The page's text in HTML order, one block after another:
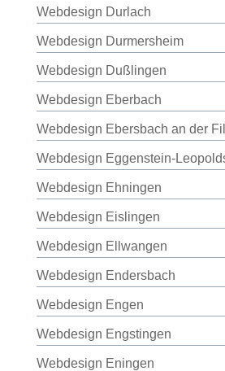
Webdesign Durlach
Webdesign Durmersheim
Webdesign Dußlingen
Webdesign Eberbach
Webdesign Ebersbach an der
Webdesign Eggenstein-
Webdesign Ehningen
Webdesign Eislingen
Webdesign Ellwangen
Webdesign Endersbach
Webdesign Engen
Webdesign Engstingen
Webdesign Eningen